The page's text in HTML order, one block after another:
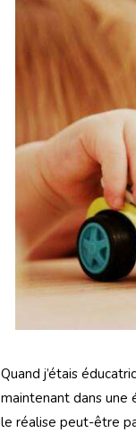
Quand j’étais
maintenant dans une
le réalise peut-être